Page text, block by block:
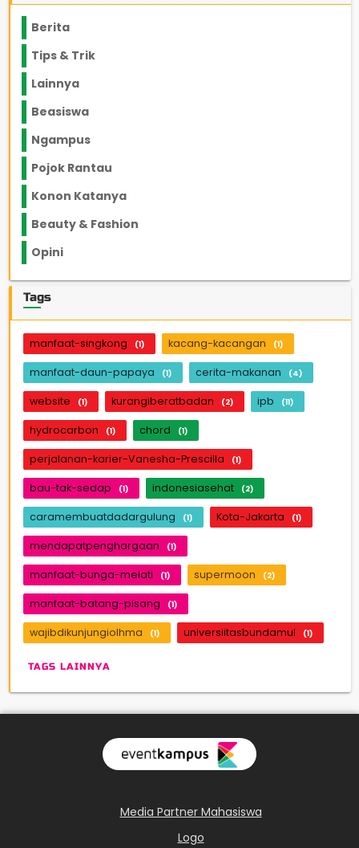
Berita
Tips & Trik
Lainnya
Beasiswa
Ngampus
Pojok Rantau
Konon Katanya
Beauty & Fashion
Opini
Tags
manfaat-singkong (1) kacang-kacangan (1)
manfaat-daun-papaya (1) cerita-makanan (4)
website (1) kurangiberatbadan (2) ipb (11)
hydrocarbon (1) chord (1)
perjalanan-karier-Vanesha-Prescilla (1)
bau-tak-sedap (1) indonesiasehat (2)
caramembuatdadargulung (1) Kota-Jakarta (1)
mendapatpenghargaan (1)
manfaat-bunga-melati (1) supermoon (2)
manfaat-batang-pisang (1)
wajibdikunjungiolhma (1) universiitasbundamul (1)
TAGS LAINNYA
Media Partner Mahasiswa
Logo